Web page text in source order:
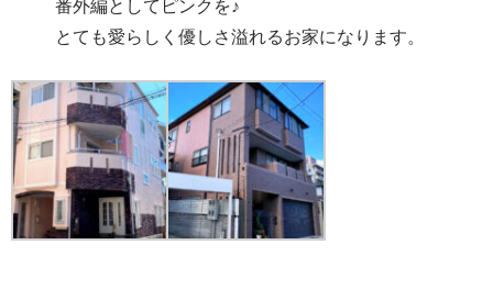
番外編としてピンクを♪
とても愛らしく優しさ溢れるお家になります。